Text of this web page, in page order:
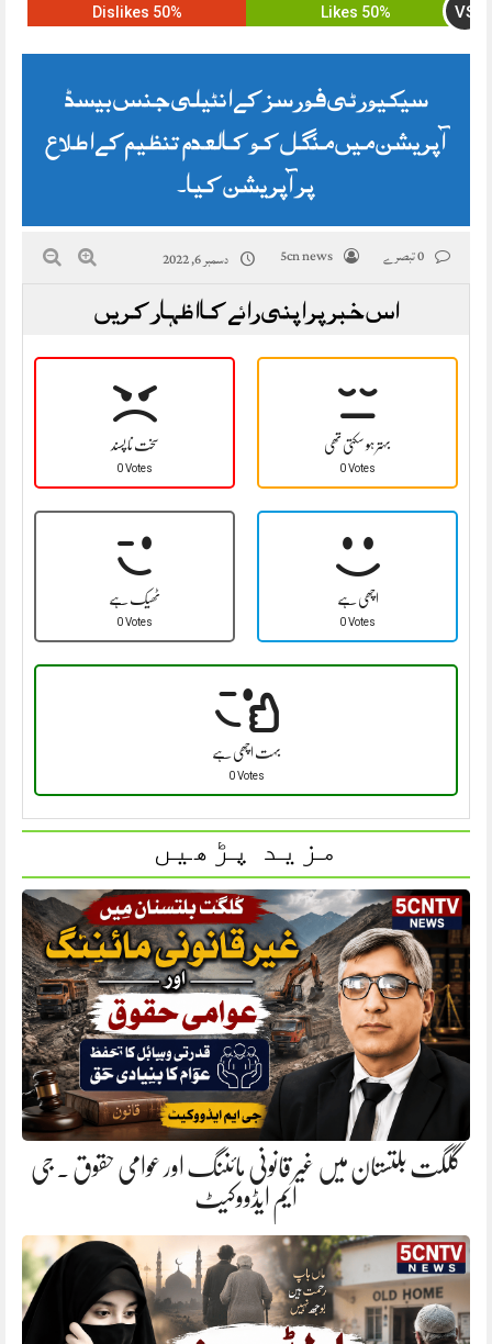
50% Likes VS
50% Dislikes
سیکیورٹی فورسز کے انٹیلی جنس بیسڈ
آپریشن میں منگل کو کالعدم تنظیم کے اطلاع
پر آپریشن کیا۔
5cn news دسمبر 6, 2022
اس خبر پر اپنی رائے کا اظہار کریں
سخت نا پسند
0 Votes
بہتر ہو سکتی تھی
0 Votes
ٹھیک ہے
0 Votes
اچھی ہے
0 Votes
بہت اچھی ہے
0 Votes
مزید پڑھیں
گلگت بلتستان میں غیر قانونی مائننگ اور عوامی حقوق . جی
ایم ایڈووکیٹ